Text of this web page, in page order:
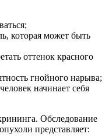
которая может быть
оттенок красного
гнойного нарыва;
начинает себя
Обследование
представляет: